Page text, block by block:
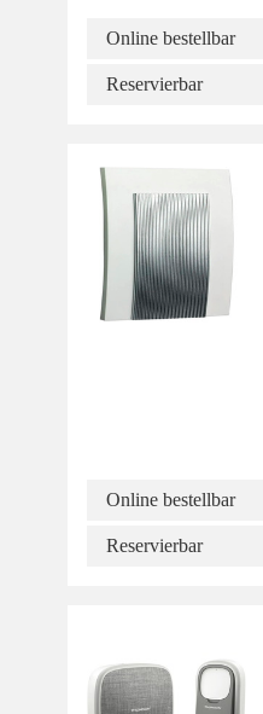
Online bestellbar
Reservierbar
Online bestellbar
Reservierbar